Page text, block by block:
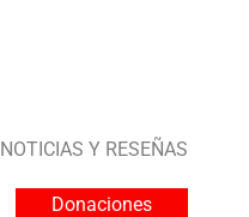
NOTICIAS Y RESEÑAS
Donaciones